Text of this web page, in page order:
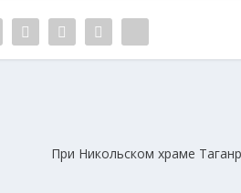
При Никольском храме